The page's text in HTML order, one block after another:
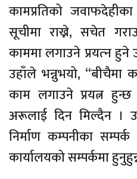
कामप्रतिको
सूचीमा राख्ने, सचेत
काममा लगाउने प्रयत्‍न हुने
उहाँले भन्नुभयो, “बीचैमा
काम लगाउने प्रयत्न
अरूलाई दिन मिल्दैन ।
निर्माण कम्पनीका
कार्यालयको सम्पर्कमा